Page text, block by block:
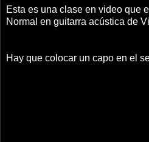
Esta es una clase en video que
Normal en guitarra acústica de
Hay que colocar un capo en el